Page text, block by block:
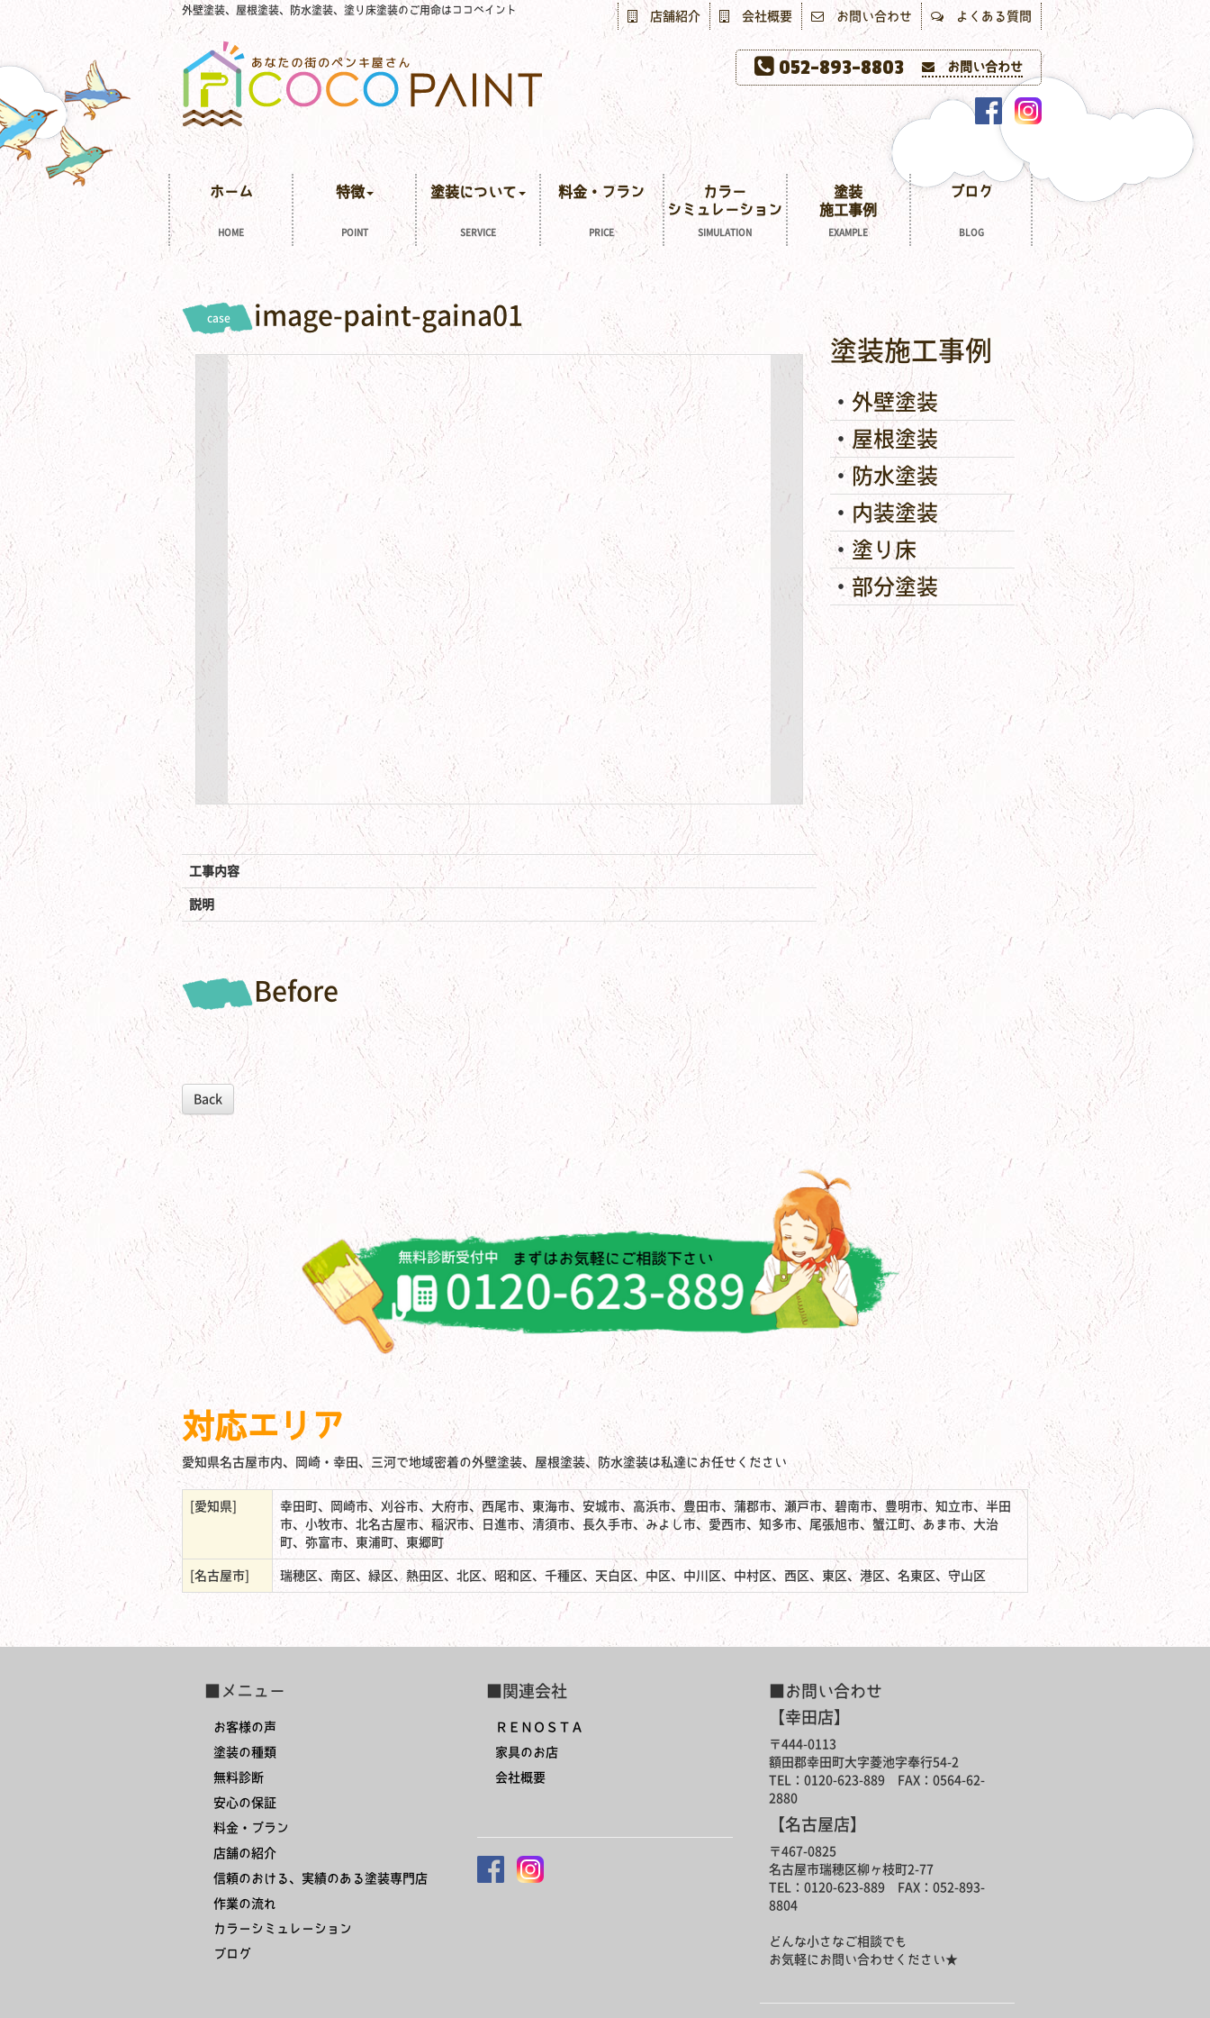
外壁塗装、屋根塗装、防水塗装、塗り床塗装のご用命はココペイント 店舗紹介 会社概要 お問い合わせ よくある質問
052-893-8803 お問い合わせ
HOME
ホーム
POINT
特徴
SERVICE
塗装について
PRICE
料金・プラン
SIMULATION
カラー
シミュレーション
EXAMPLE
塗装
施工事例
BLOG
ブログ
case image-paint-gaina01
工事内容
説明
Before
Back
塗装施工事例
外壁塗装
屋根塗装
防水塗装
内装塗装
塗り床
部分塗装
対応エリア
愛知県名古屋市内、岡崎・幸田、三河で地域密着の外壁塗装、屋根塗装、防水塗装は私達にお任せください
[愛知県]
幸田町、岡崎市、刈谷市、大府市、西尾市、東海市、安城市、高浜市、豊田市、蒲郡市、瀬戸市、碧南市、豊明市、知立市、半田
市、小牧市、北名古屋市、稲沢市、日進市、清須市、長久手市、みよし市、愛西市、知多市、尾張旭市、蟹江町、あま市、大治
町、弥富市、東浦町、東郷町
[名古屋市] 瑞穂区、南区、緑区、熱田区、北区、昭和区、千種区、天白区、中区、中川区、中村区、西区、東区、港区、名東区、守山区
■メニュー
お客様の声
塗装の種類
無料診断
安心の保証
料金・プラン
店舗の紹介
信頼のおける、実績のある塗装専門店
作業の流れ
カラーシミュレーション
ブログ
■関連会社
ＲＥＮＯＳＴＡ
家具のお店
会社概要
■お問い合わせ
【幸田店】
〒444-0113
額田郡幸田町大字菱池字奉行54-2
TEL：0120-623-889 FAX：0564-62-
2880
【名古屋店】
〒467-0825
名古屋市瑞穂区柳ヶ枝町2-77
TEL：0120-623-889 FAX：052-893-
8804
どんな小さなご相談でも
お気軽にお問い合わせください★